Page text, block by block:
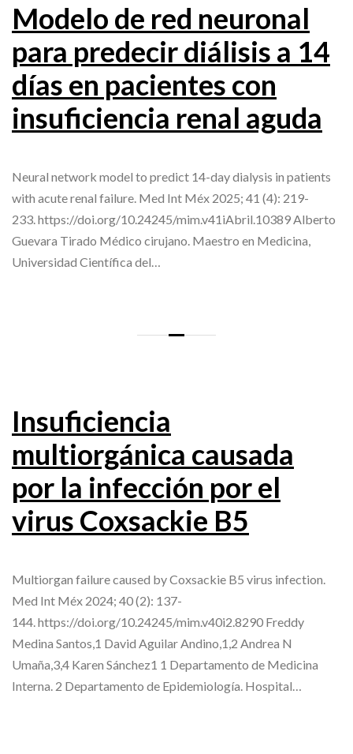
Modelo de red neuronal
para predecir diálisis a 14
días en pacientes con
insuficiencia renal aguda
Neural network model to predict 14-day dialysis in patients
with acute renal failure. Med Int Méx 2025; 41 (4): 219-
233. https://doi.org/10.24245/mim.v41iAbril.10389 Alberto
Guevara Tirado Médico cirujano. Maestro en Medicina,
Universidad Científica del…
Insuficiencia
multiorgánica causada
por la infección por el
virus Coxsackie B5
Multiorgan failure caused by Coxsackie B5 virus infection.
Med Int Méx 2024; 40 (2): 137-
144. https://doi.org/10.24245/mim.v40i2.8290 Freddy
Medina Santos,1 David Aguilar Andino,1,2 Andrea N
Umaña,3,4 Karen Sánchez1 1 Departamento de Medicina
Interna. 2 Departamento de Epidemiología. Hospital…